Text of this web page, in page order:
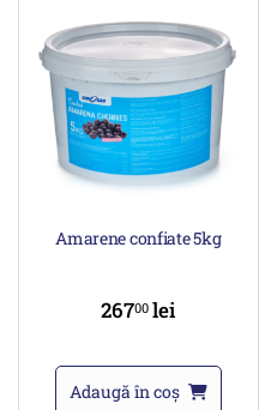
Amarene confiate 5kg
26700lei
Adaugă în coș